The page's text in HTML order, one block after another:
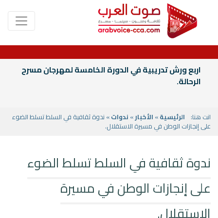
اربع ورش تدريبية في الدورة الخامسة لمهرجان مسرح
الرحالة.
انت هنا: الرئيسية» الأخبار» ندوات» ندوة ثقافية في السلط تسلط الضوء
على إنجازات الوطن في مسيرة الاستقلال.
ندوة ثقافية في السلط تسلط الضوء
على إنجازات الوطن في مسيرة